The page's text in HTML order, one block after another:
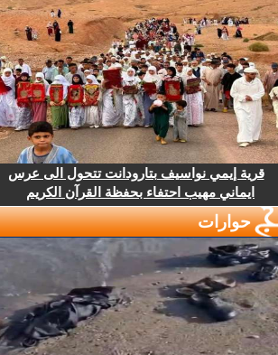
قرية إيمي نواسيف بتارودانت تتحول الى عرس
ايماني مهيب احتفاء بحفظة القرآن الكريم
حوارات